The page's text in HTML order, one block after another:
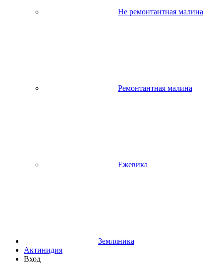
Не ремонтантная малина
Ремонтантная малина
Ежевика
Земляника
Актинидия
Вход